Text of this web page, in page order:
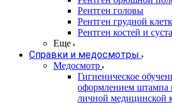
Рентген головы
Рентген грудной
Рентген костей и
Еще
Справки и медосмотры
Медосмотр
Гигиеническое
оформлением штампа
личной